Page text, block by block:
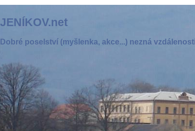
JENÍKOV.net
Dobré poselství (myšlenka, akce...) nezná